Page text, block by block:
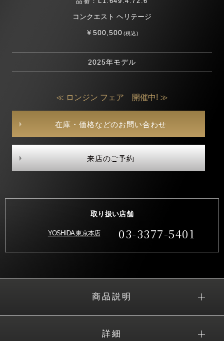
コンクエスト ヘリテージ
￥500,500(税込)
2025年モデル
≪ ロンジン フェア 開催中! ≫
在庫・価格などのお問い合わせ
来店のご予約
取り扱い店舗
YOSHIDA 東京本店 03-3377-5401
商品説明
詳細